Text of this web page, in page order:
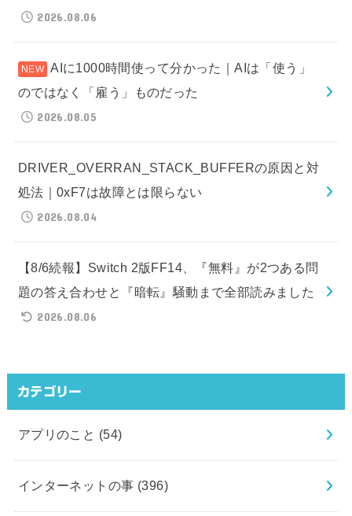
2026.08.06
AIに1000時間使って分かった｜AIは「使う」
のではなく「雇う」ものだった
2026.08.05
DRIVER_OVERRAN_STACK_BUFFERの原因と対
処法｜0xF7は故障とは限らない
2026.08.04
【8/6続報】Switch 2版FF14、『無料』が2つある問
題の答え合わせと『暗転』騒動まで全部読みました
2026.08.06
カテゴリー
アプリのこと (54)
インターネットの事 (396)